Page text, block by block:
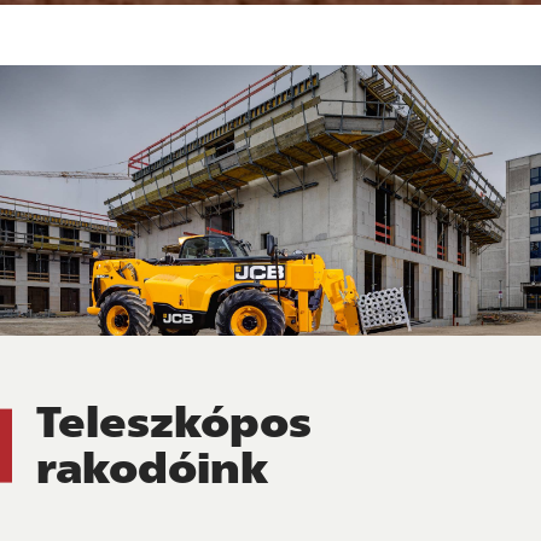
Teleszkópos
rakodóink